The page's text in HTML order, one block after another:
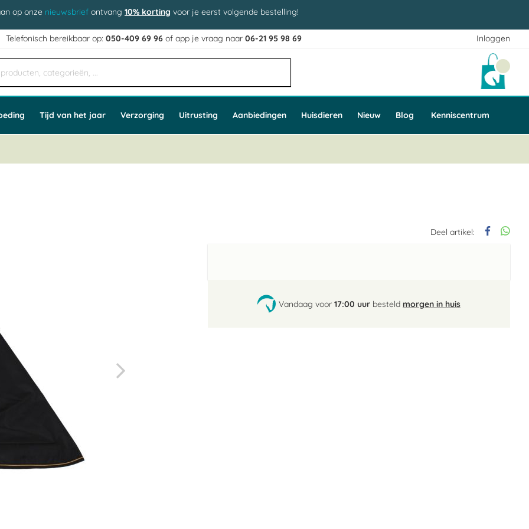
op onze nieuwsbrief ontvang 10% korting voor je eerst volgende bestelling!
Inloggen
Telefonisch bereikbaar op:050-409 69 96 of app je vraag naar06-21 95 98 69
Tijd van het jaar Verzorging Uitrusting Aanbiedingen Huisdieren Nieuw Blog Kenniscentrum
Deel artikel:
Vandaag voor 17:00 uur besteld morgen in huis